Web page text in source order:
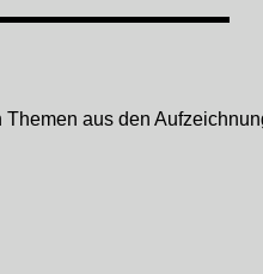
aus den